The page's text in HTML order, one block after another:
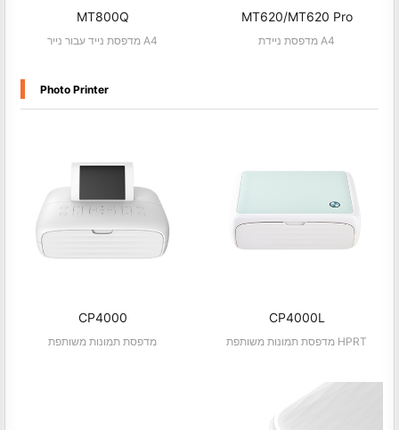
MT800Q
מדפסת נייד עבור נייר A4
MT620/MT620 Pro
מדפסת ניידת A4
Photo Printer
CP4000
מדפסת תמונות משותפת
CP4000L
מדפסת תמונות משותפת HPRT